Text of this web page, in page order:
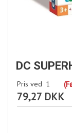
DC
Pris ved 1
79,27 DKK